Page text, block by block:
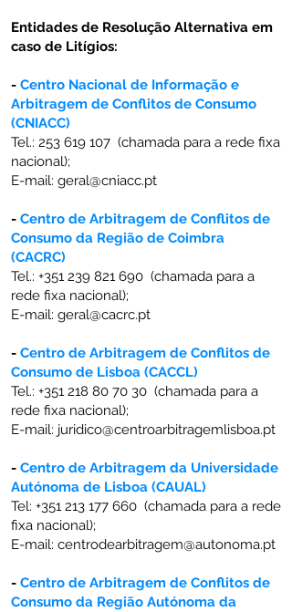
Entidades de Resolução Alternativa em
caso de Litígios:
- Centro Nacional de Informação e
Arbitragem de Conflitos de Consumo
(CNIACC)
Tel.: 253 619 107 (chamada para a rede fixa
nacional);
E-mail: geral@cniacc.pt
- Centro de Arbitragem de Conflitos de
Consumo da Região de Coimbra
(CACRC)
Tel.: +351 239 821 690 (chamada para a
rede fixa nacional);
E-mail: geral@cacrc.pt
- Centro de Arbitragem de Conflitos de
Consumo de Lisboa (CACCL)
Tel.: +351 218 80 70 30 (chamada para a
rede fixa nacional);
E-mail: juridico@centroarbitragemlisboa.pt
- Centro de Arbitragem da Universidade
Autónoma de Lisboa (CAUAL)
Tel: +351 213 177 660 (chamada para a rede
fixa nacional);
E-mail: centrodearbitragem@autonoma.pt
- Centro de Arbitragem de Conflitos de
Consumo da Região Autónoma da